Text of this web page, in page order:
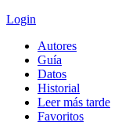
Login
Autores
Guía
Datos
Historial
Leer más tarde
Favoritos